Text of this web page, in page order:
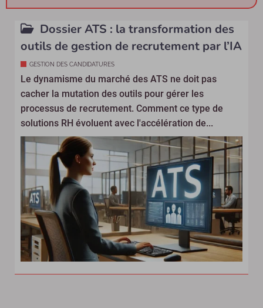
Dossier ATS : la transformation des
outils de gestion de recrutement par l’IA
GESTION DES CANDIDATURES
Le dynamisme du marché des ATS ne doit pas
cacher la mutation des outils pour gérer les
processus de recrutement. Comment ce type de
solutions RH évoluent avec l'accélération de...